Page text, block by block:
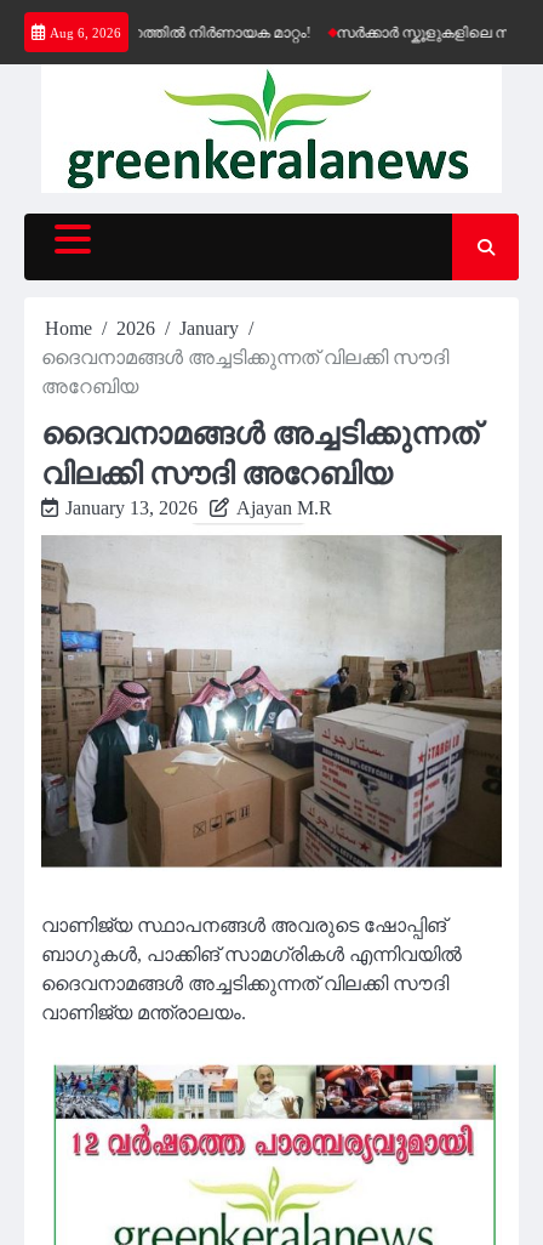
Skip
content
Aug 6, 2026
വിതരണത്തിൽ നിർണായക മാറ്റം! സർക്കാർ സ്കൂളുകളിലെ സൗജന്യ
Home 2026
January
ദൈവനാമങ്ങൾ അച്ചടിക്കുന്നത് വിലക്കി സൗദി
അറേബിയ
ദൈവനാമങ്ങൾ അച്ചടിക്കുന്നത്
വിലക്കി സൗദി അറേബിയ
January 13, 2026 Ajayan M.R
വാണിജ്യ സ്ഥാപനങ്ങൾ അവരുടെ ഷോപ്പിങ്
ബാഗുകൾ, പാക്കിങ് സാമഗ്രികൾ എന്നിവയിൽ
ദൈവനാമങ്ങൾ അച്ചടിക്കുന്നത് വിലക്കി സൗദി
വാണിജ്യ മന്ത്രാലയം.